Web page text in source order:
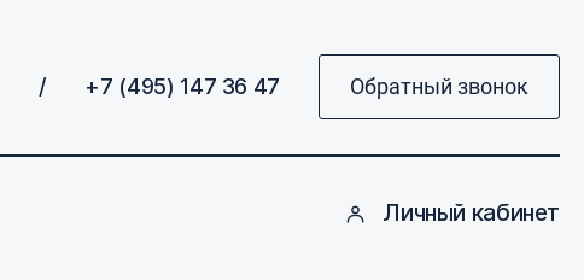
/ +7 (495) 147 36 47 Обратный звонок
Личный кабинет